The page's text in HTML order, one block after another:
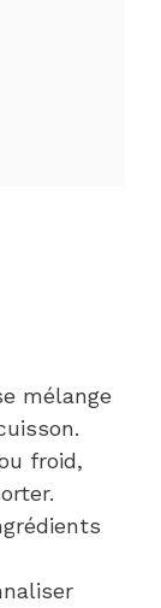
mélange
froid,